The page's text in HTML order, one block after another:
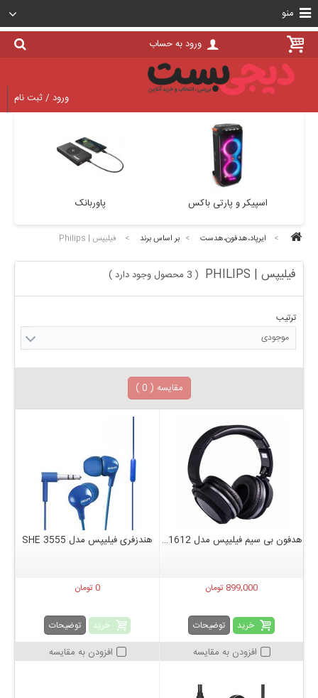
ورود به حساب
منو
ورود / ثبت نام
پاوربانک اسپیکر و پارتی باکس
> ایرپاد،هدفون،هدست > بر اساس برند > فیلیپس | Philips
فیلیپس | PHILIPS ( 3 محصول وجود دارد )
ترتیب
موجودی
مقایسه ( 0
)
هدفون بی سیم فیلیپس مدل PHILS-1612
899,000 تومان
خرید توضیحات
افزودن به مقایسه
هندزفری فیلیپس مدل SHE 3555
0 تومان
خرید توضیحات
افزودن به مقایسه